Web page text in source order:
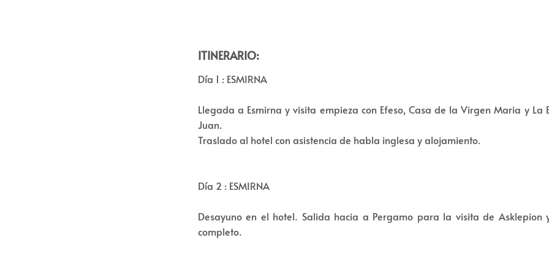
ITINERARIO:
Día 1 : ESMIRNA
Llegada a Esmirna y visita empieza con Efeso, Casa de la Virgen Maria y La
Juan.
Traslado al hotel con asistencia de habla inglesa y alojamiento.
Día 2 : ESMIRNA
Desayuno en el hotel. Salida hacia a Pergamo para la visita de Asklepion
completo.